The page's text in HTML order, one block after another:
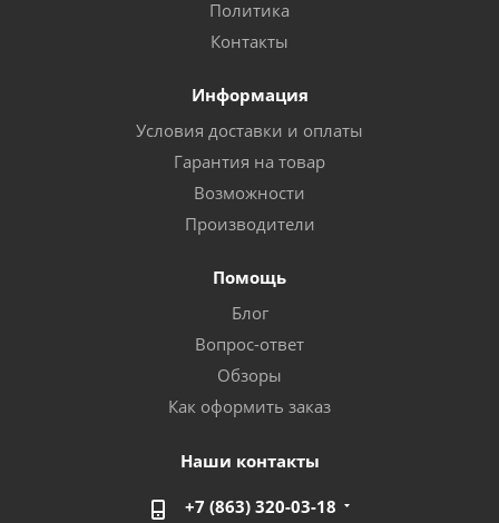
Политика
Контакты
Информация
Условия доставки и оплаты
Гарантия на товар
Возможности
Производители
Помощь
Блог
Вопрос-ответ
Обзоры
Как оформить заказ
Наши контакты
+7 (863) 320-03-18